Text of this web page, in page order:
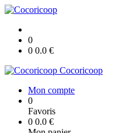
0
0 0.0 €
Cocoricoop
Mon compte
0
Favoris
0 0.0 €